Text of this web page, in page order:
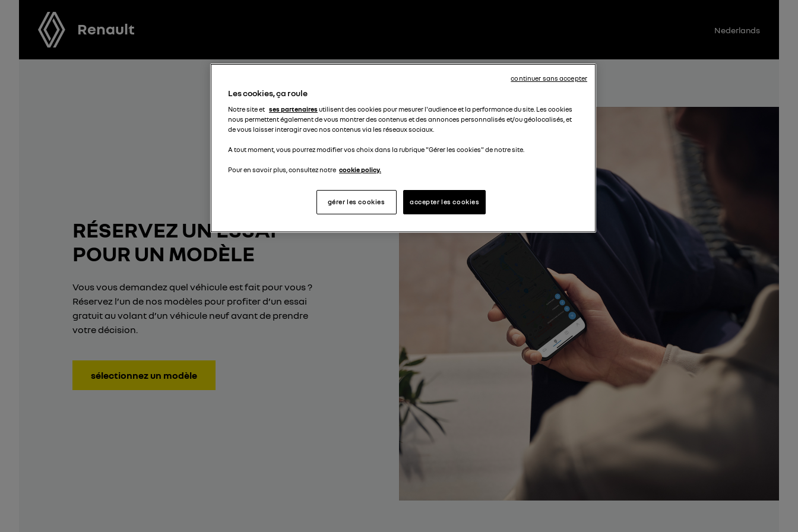
Renault Nederlands
RÉSERVEZ UN ESSAI
POUR UN MODÈLE
Vous vous demandez quel véhicule est fait pour vous ?
Réservez l’un de nos modèles pour profiter d’un essai
gratuit au volant d’un véhicule neuf avant de prendre
votre décision.
sélectionnez un modèle
Les cookies, ça roule
Notre site et ses partenairesutilisent des cookies pour mesurer l'audience et la performance du site. Les cookies
nous permettent également de vous montrer des contenus et des annonces personnalisés et/ou géolocalisés, et
de vous laisser interagir avec nos contenus via les réseaux sociaux.
A tout moment, vous pourrez modifier vos choix dans la rubrique "Gérer les cookies" de notre site.
Pour en savoir plus, consultez notre cookie policy.
accepter les cookies
gérer les cookies
continuer sans accepter